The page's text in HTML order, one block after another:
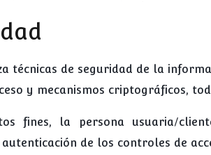
técnicas de seguridad de la
y mecanismos criptográficos,
fines, la persona usuaria/
de los controles de